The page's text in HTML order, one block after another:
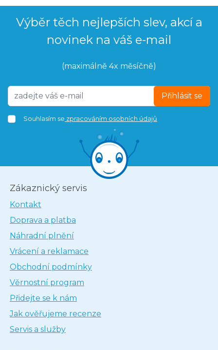
Výběr těch nejlepších slev, akcí a
novinek na váš e-mail
(maximálně 4x měsíčně)
Přihlásit se
Souhlasím se zpracováním osobních údajů
Zákaznický servis
Kontakt
Doprava a platba
Náhradní plnění
Vrácení a reklamace
Obchodní podmínky
Věrnostní program
Přidejte se k nám
Jak ověřujeme recenze
Servis a služby